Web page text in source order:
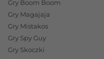
Gry Boom Boom
Gry Magajaja
Gry Mistakos
Gry Spy Guy
Gry Skoczki